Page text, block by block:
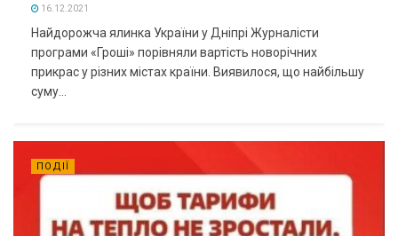
16.12.2021
Найдорожча ялинка України у Дніпрі Журналісти
програми «Гроші» порівняли вартість новорічних
прикрас у різних містах країни. Виявилося, що найбільшу
суму...
ПОДІЇ